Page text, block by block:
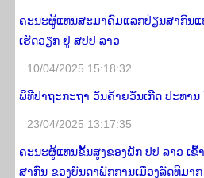
ຄະນະຜູ້ແທນສະມາຄົມແລກປ່ຽນສາກົນ
ເຮັດວຽກ ຢູ່ ສປປ ລາວ
10/04/2025 15:18:32
ພິທີປາຖະກະຖາ ວັນຄ້າຍວັນເກີດ ປະທາ
23/04/2025 13:17:35
ຄະນະຜູ້ແທນຂັ້ນສູງຂອງພັກ ປປ ລາວ ເ
ສາກົນ ຂອງບັນດາພັກການເມືອງລັດທິມາກ